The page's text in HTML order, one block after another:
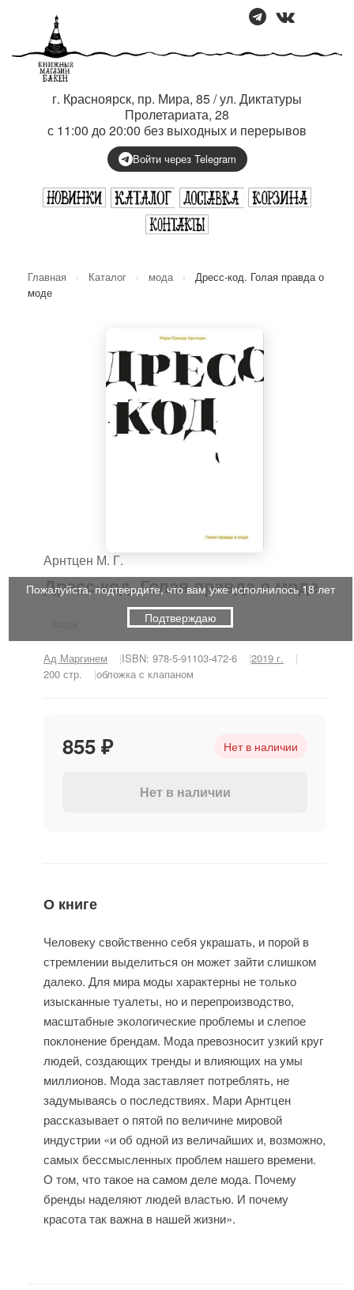
г. Красноярск, пр. Мира, 85 / ул. Диктатуры
Пролетариата, 28
с 11:00 до 20:00 без выходных и перерывов
Войти через Telegram
Главная › Каталог › мода ›
Дресс-код. Голая правда о
моде
Арнтцен М. Г.
Дресс-код. Голая правда о моде
Ад Маргинем ISBN: 978-5-91103-472-6
2019 г.
200 стр.
обложка с клапаном
855 ₽ Нет в наличии
Нет в наличии
О книге
Человеку свойственно себя украшать, и порой в
стремлении выделиться он может зайти слишком ​
далеко​. Для мира моды характерны не только
изысканные туалеты, но и перепроизводство,
масштабные экологические проблемы и слепое
поклонение брендам. Мода превозносит узкий круг
людей, создающих тренды и влияющих на умы
миллионов. Мода заставляет потреблять, не
задумываясь о последствиях. Мари Арнтцен
рассказывает о пятой по величине мировой
индустрии «и об одной из величайших и, возможно,
самых бессмысленных проблем нашего времени.
О том, что такое на самом деле мода. Почему
бренды наделяют людей властью. И почему
красота так важна в нашей жизни».
Пожалуйста, подтвердите, что вам уже исполнилось 18 лет
Подтверждаю